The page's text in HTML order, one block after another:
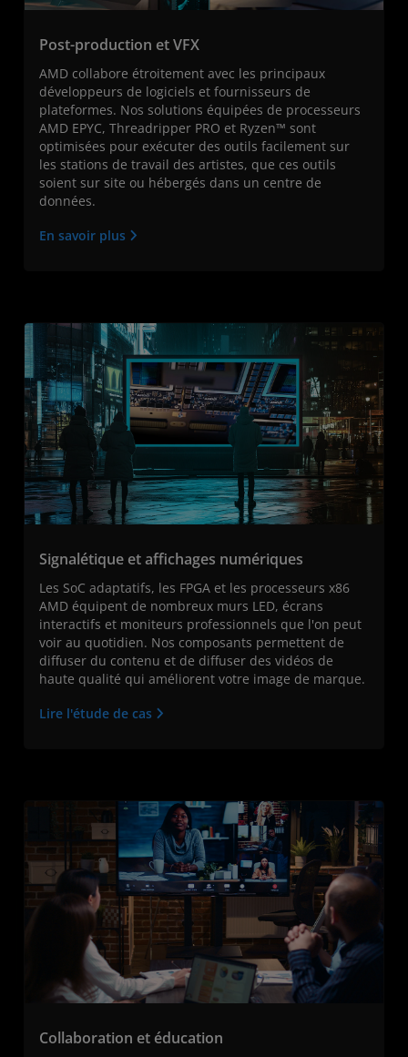
Post-production et VFX
AMD collabore étroitement avec les principaux
développeurs de logiciels et fournisseurs de
plateformes. Nos solutions équipées de processeurs
AMD EPYC, Threadripper PRO et Ryzen™ sont
optimisées pour exécuter des outils facilement sur
les stations de travail des artistes, que ces outils
soient sur site ou hébergés dans un centre de
données.
En savoir plus
Signalétique et affichages numériques
Les SoC adaptatifs, les FPGA et les processeurs x86
AMD équipent de nombreux murs LED, écrans
interactifs et moniteurs professionnels que l'on peut
voir au quotidien. Nos composants permettent de
diffuser du contenu et de diffuser des vidéos de
haute qualité qui améliorent votre image de marque.
Lire l'étude de cas
Collaboration et éducation